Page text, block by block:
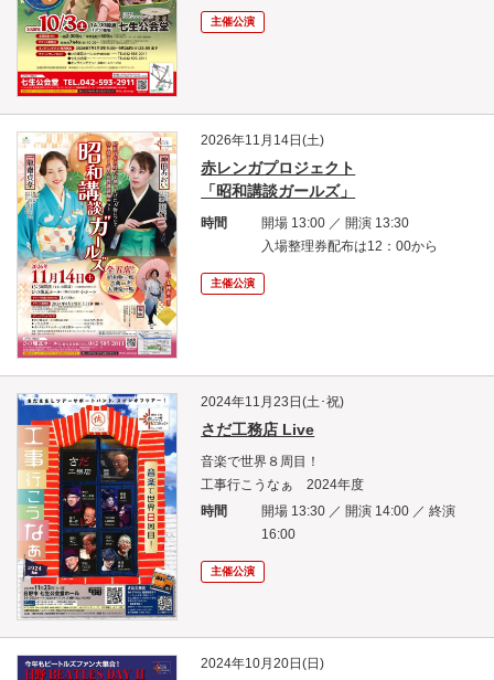
主催公演
2026年11月14日(土)
赤レンガプロジェクト
「昭和講談ガールズ」
時間
開場 13:00 ／ 開演 13:30
入場整理券配布は12：00から
主催公演
2024年11月23日(土･祝)
さだ工務店 Live
音楽で世界８周目！
工事行こうなぁ 2024年度
時間
開場 13:30 ／ 開演 14:00 ／ 終演
16:00
主催公演
2024年10月20日(日)